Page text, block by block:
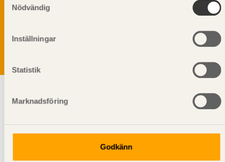
Nödvändig
Inställningar
Statistik
Marknadsföring
Godkänn
personuppgifter alltid hanteras på ett ansvarsfullt sätt.
Läs vår